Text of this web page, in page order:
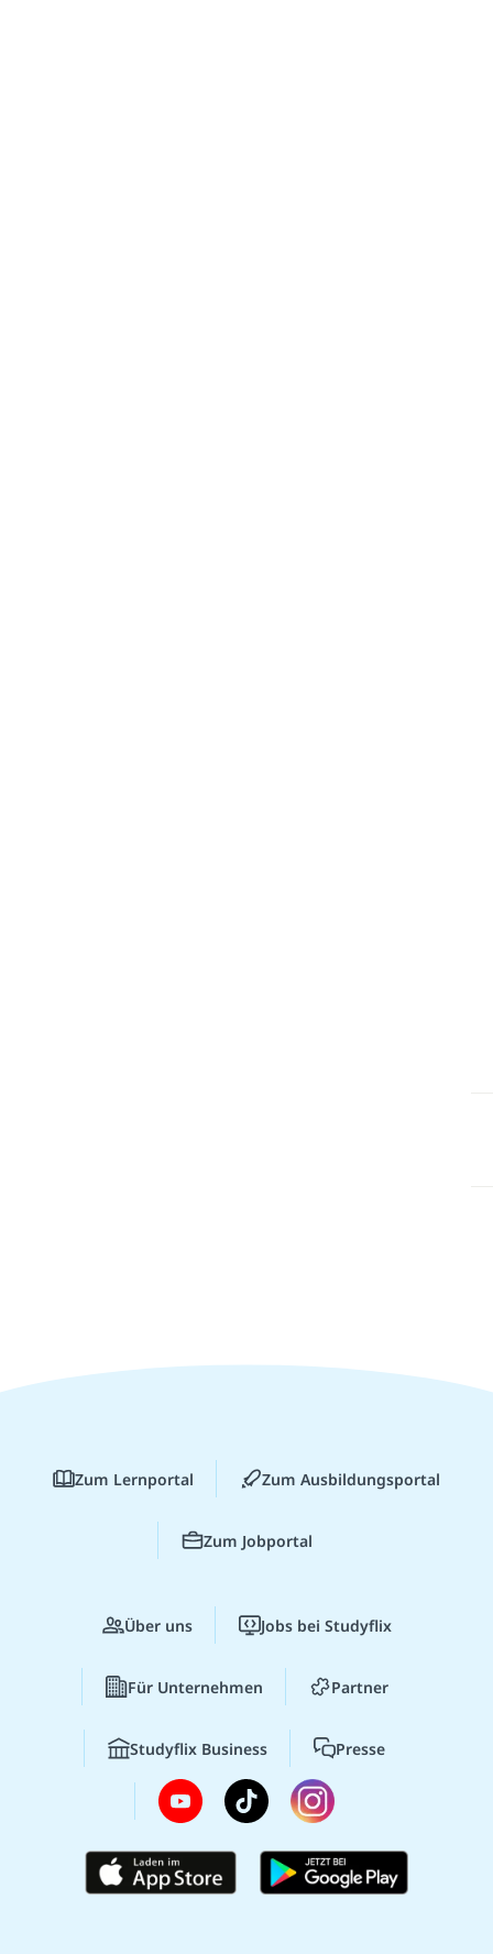
Zum Lernportal Zum Ausbildungsportal
Zum Jobportal
Über uns Jobs bei Studyflix
Für Unternehmen Partner
Studyflix Business Presse